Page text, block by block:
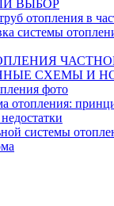
ВЫБОР
отопления в
системы
СХЕМЫ И
фото
отопления:
системы